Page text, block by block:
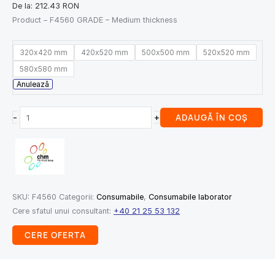
De la: 212.43 RON
Product – F4560 GRADE – Medium thickness
320x420 mm 420x520 mm 500x500 mm
520x520 mm
580x580 mm
Anulează
- + ADAUGĂ ÎN COȘ
SKU: F4560 Categorii: Consumabile, Consumabile laborator
Cere sfatul unui consultant: +40 21 25 53 132
CERE OFERTA